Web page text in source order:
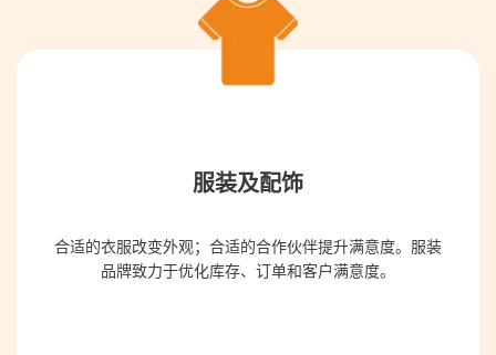
服装及配饰
合适的衣服改变外观；合适的合作伙伴提升满意度。服装
品牌致力于优化库存、订单和客户满意度。